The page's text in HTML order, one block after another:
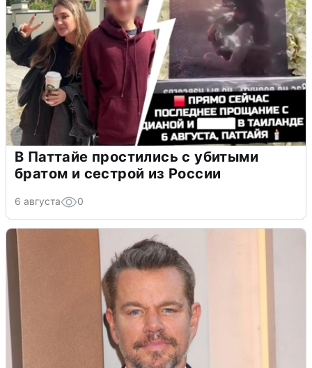
В Паттайе простились с убитыми
братом и сестрой из России
6 августа 0